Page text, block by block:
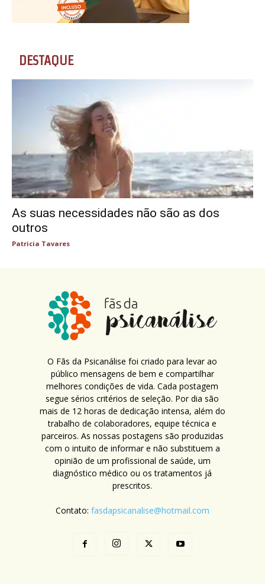
DESTAQUE
As suas necessidades não são as dos
outros
Patricia Tavares
O Fãs da Psicanálise foi criado para levar ao
público mensagens de bem e compartilhar
melhores condições de vida. Cada postagem
segue sérios critérios de seleção. Por dia são
mais de 12 horas de dedicação intensa, além do
trabalho de colaboradores, equipe técnica e
parceiros. As nossas postagens são produzidas
com o intuito de informar e não substituem a
opinião de um profissional de saúde, um
diagnóstico médico ou os tratamentos já
prescritos.
Contato: fasdapsicanalise@hotmail.com